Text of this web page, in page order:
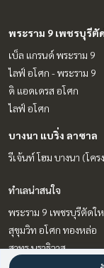
พระราม 9 เพชรบุรีตัด
เบ็ล แกรนด์ พระราม 9
ไลฟ์ อโศก - พระราม 9
ดิ แอดเดรส อโศก
ไลฟ์ อโศก
บางนา แบริ่ง ลาซาล
รีเจ้นท์ โฮม บางนา (โคร
ทำเลน่าสนใจ
พระราม 9 เพชรบุรีตัดให
สุขุมวิท อโศก ทองหล่อ
สาทร นราธิวาส
บางนา แบริ่ง ลาซาล